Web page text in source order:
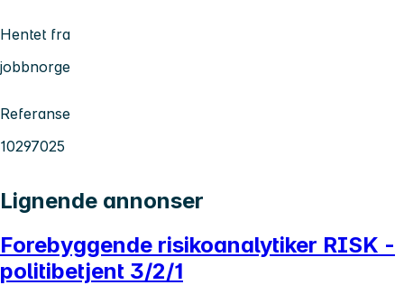
Hentet fra
jobbnorge
Referanse
10297025
Lignende annonser
Forebyggende risikoanalytiker RISK -
politibetjent 3/2/1